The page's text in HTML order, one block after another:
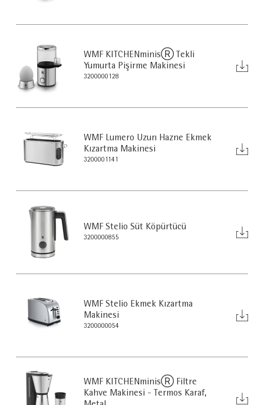
WMF KITCHENminisⓇ Tekli
Yumurta Pişirme Makinesi
3200000128
WMF Lumero Uzun Hazne Ekmek
Kızartma Makinesi
3200001141
WMF Stelio Süt Köpürtücü
3200000855
WMF Stelio Ekmek Kızartma
Makinesi
3200000054
WMF KITCHENminisⓇ Filtre
Kahve Makinesi - Termos Karaf,